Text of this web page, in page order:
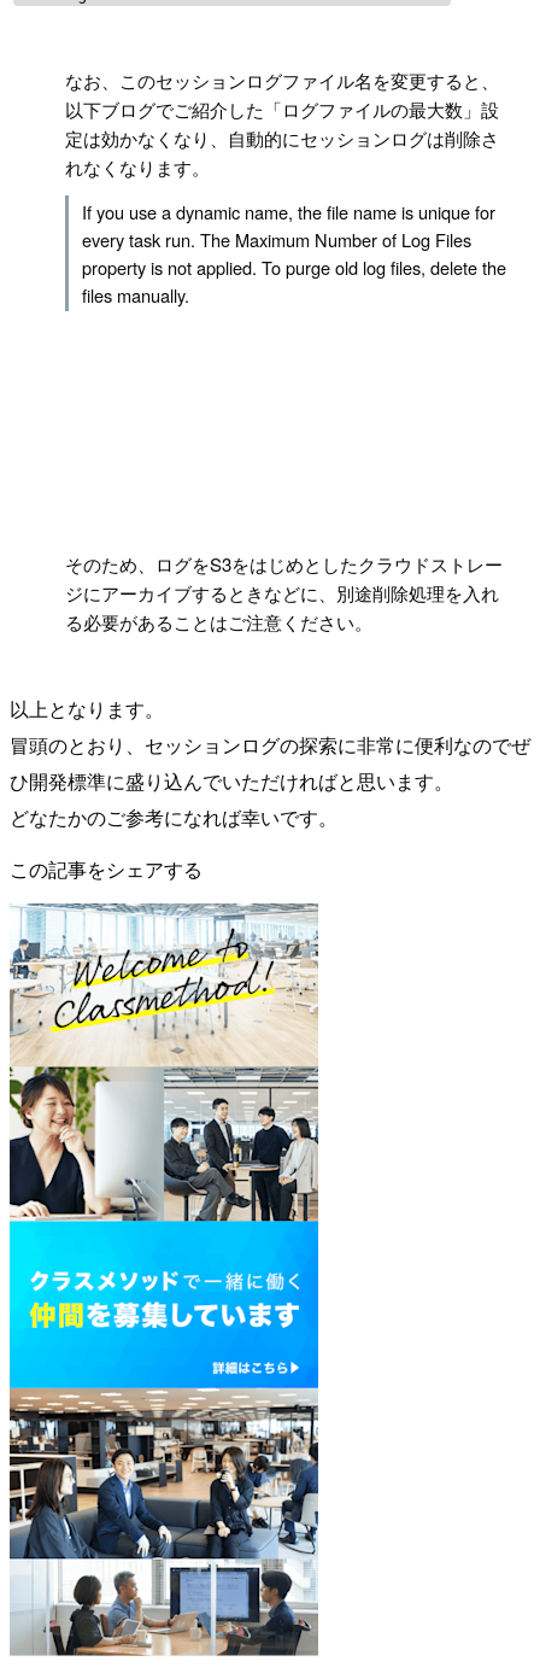
なお、このセッションログファイル名を変更すると、
以下ブログでご紹介した「ログファイルの最大数」設
定は効かなくなり、自動的にセッションログは削除さ
れなくなります。
If you use a dynamic name, the file name is unique for
every task run. The Maximum Number of Log Files
property is not applied. To purge old log files, delete the
files manually.
そのため、ログをS3をはじめとしたクラウドストレー
ジにアーカイブするときなどに、別途削除処理を入れ
る必要があることはご注意ください。
以上となります。
冒頭のとおり、セッションログの探索に非常に便利なのでぜ
ひ開発標準に盛り込んでいただければと思います。
どなたかのご参考になれば幸いです。
この記事をシェアする